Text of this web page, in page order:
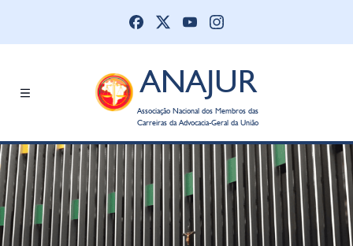
ANAJUR
Associação Nacional dos Membros das
Carreiras da Advocacia-Geral da União